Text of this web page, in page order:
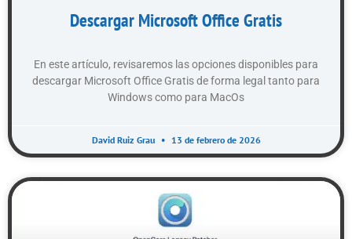
Descargar Microsoft Office Gratis
En este artículo, revisaremos las opciones disponibles para
descargar Microsoft Office Gratis de forma legal tanto para
Windows como para MacOs
David Ruiz Grau 13 de febrero de 2026